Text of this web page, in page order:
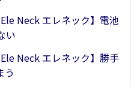
Ele Neck エレネック】電池
い
Ele Neck エレネック】勝手
う